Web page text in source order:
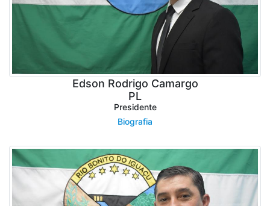
Edson Rodrigo Camargo
PL
Presidente
Biografia